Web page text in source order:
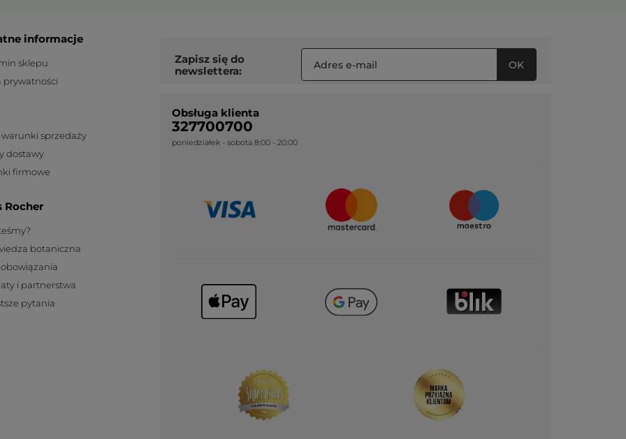
informacje
sklepu
prywatności
sprzedaży
dostawy
firmowe
Rocher
botaniczna
i partnerstwa
pytania
Zapisz się do
newslettera:
OK
Obsługa klienta
327700700
poniedziałek - sobota 8:00 - 20:00